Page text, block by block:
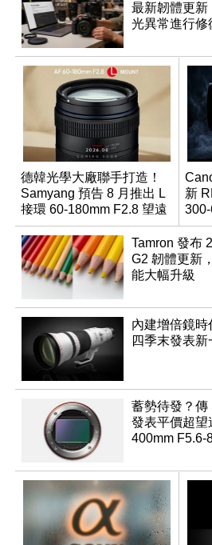
最新韌體更新
光異常進行修
德韓光學大廠聯手打造！
Samyang 預告 8 月推出 L
接環 60-180mm F2.8 望遠
變焦鏡
新
Tamron 發布
G2 韌體更新
能大幅升級
內建增倍鏡
四季末發表
蓄勢待發？傳
發表平價超望
400mm F5.6-